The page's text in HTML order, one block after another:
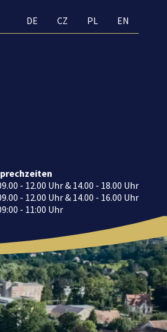
DE CZ PL EN
- 12.00 Uhr & 14.00 - 18.00 Uhr
- 12.00 Uhr & 14.00 - 16.00 Uhr
- 11:00 Uhr